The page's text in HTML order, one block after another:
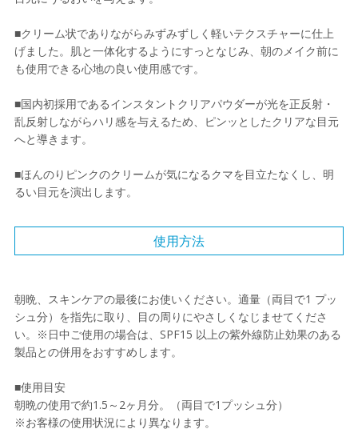
■クリーム状でありながらみずみずしく軽いテクスチャーに仕上
げました。肌と一体化するようにすっとなじみ、朝のメイク前に
も使用できる心地の良い使用感です。
■国内初採用であるインスタントクリアパウダーが光を正反射・
乱反射しながらハリ感を与えるため、ピンッとしたクリアな目元
へと導きます。
■ほんのりピンクのクリームが気になるクマを目立たなくし、明
るい目元を演出します。
使用方法
朝晩、スキンケアの最後にお使いください。適量（両目で1 プッ
シュ分）を指先に取り、目の周りにやさしくなじませてくださ
い。※日中ご使用の場合は、SPF15 以上の紫外線防止効果のある
製品との併用をおすすめします。
■使用目安
朝晩の使用で約1.5～2ヶ月分。（両目で1プッシュ分）
※お客様の使用状況により異なります。